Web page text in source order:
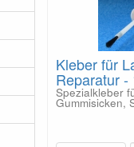
Kleber für
Reparatur -
Spezialkleber
Gummisicken,